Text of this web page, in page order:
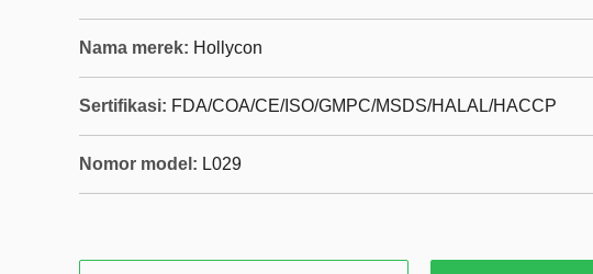
Nama merek: Hollycon
Sertifikasi: FDA/COA/CE/ISO/GMPC/MSDS/HALAL/HACCP
Nomor model: L029